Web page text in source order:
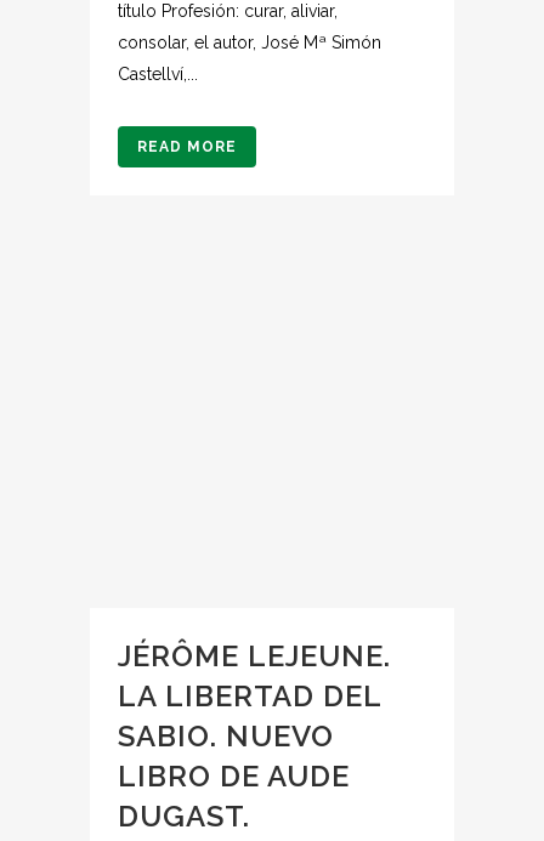
título Profesión: curar, aliviar,
consolar, el autor, José Mª Simón
Castellví,...
READ MORE
JÉRÔME LEJEUNE.
LA LIBERTAD DEL
SABIO. NUEVO
LIBRO DE AUDE
DUGAST.